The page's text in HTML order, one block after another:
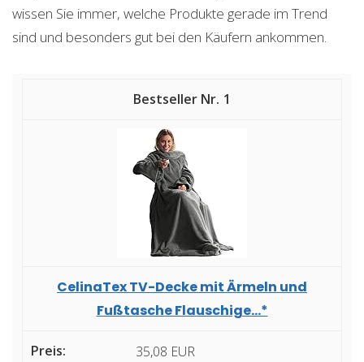
wissen Sie immer, welche Produkte gerade im Trend
sind und besonders gut bei den Käufern ankommen.
1
CelinaTex TV-Decke mit Ärmeln und
Fußtasche Flauschige...*
35,08 EUR